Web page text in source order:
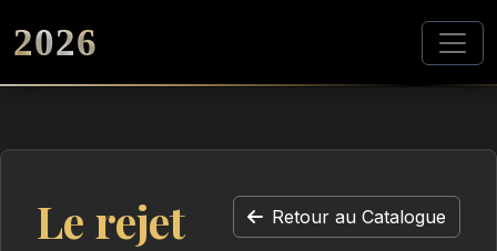
2026
Le rejet Retour au Catalogue